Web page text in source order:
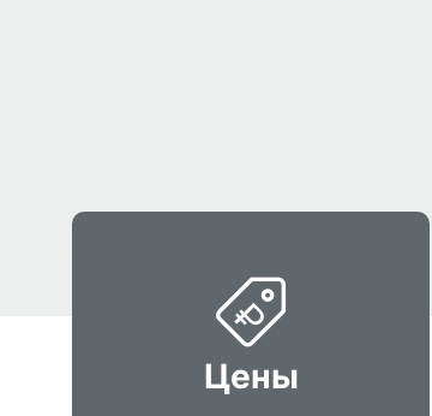
Цены